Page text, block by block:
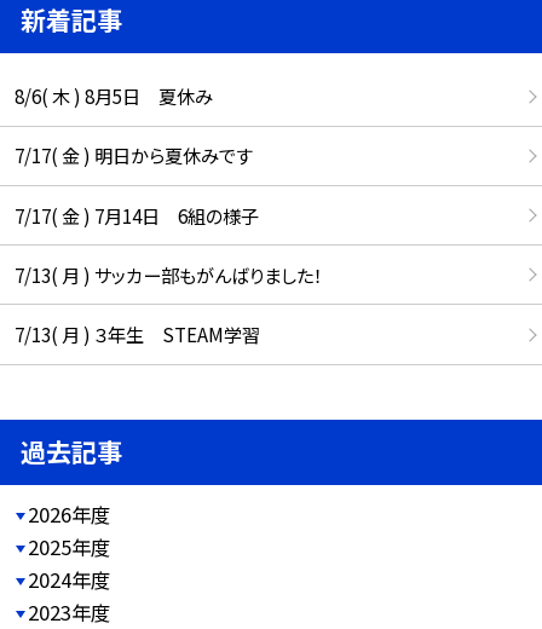
新着記事
8/6( 木 ) 8月5日 夏休み
7/17( 金 ) 明日から夏休みです
7/17( 金 ) 7月14日 6組の様子
7/13( 月 ) サッカー部もがんばりました！
7/13( 月 ) ３年生 STEAM学習
過去記事
2026年度
2025年度
2024年度
2023年度